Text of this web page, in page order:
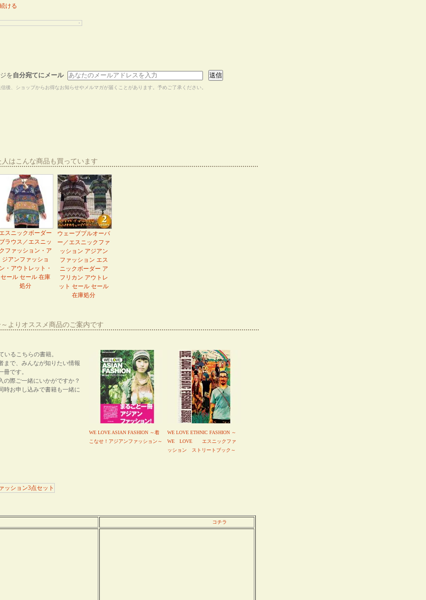
ける
を自分宛てにメール
後、ショップからお得なお知らせやメルマガが届くことがあります。予めご了承ください。
人はこんな商品も買っています
エスニックボーダー
ブラウス／エスニッ
クファッション・ア
ジアンファッショ
ン・アウトレット・
セール セール 在庫
処分
ウェーブプルオーバ
ー／エスニックファ
ッション アジアン
ファッション エス
ニックボーダー ア
フリカン アウトレ
ット セール セール
在庫処分
よりオススメ商品のご案内です
いるこちらの書籍。
まで、みんなが知りたい情報
冊です。
の際ご一緒にいかがですか？
時お申し込みで書籍も一緒に
WE LOVE ASIAN FASHION ～着
こなせ！アジアンファッション～
WE LOVE ETHNIC FASHION ～
WE LOVE エスニックファ
ッション ストリートブック～
コチラ